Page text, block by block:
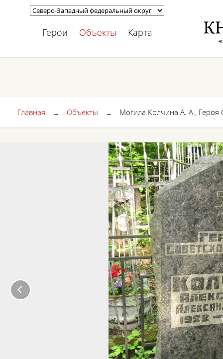
Герои Объекты Карта
Главная → Объекты → Могила Колчина А. А., Героя